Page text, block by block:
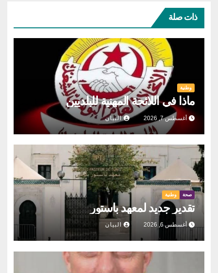
ذات صلة
وطنية
ماذا في اللائحة المهنية للبلديين
أغسطس 7, 2026 البيان
صحة وطنية
تقدير جديد لمعهد باستور
أغسطس 6, 2026 البيان